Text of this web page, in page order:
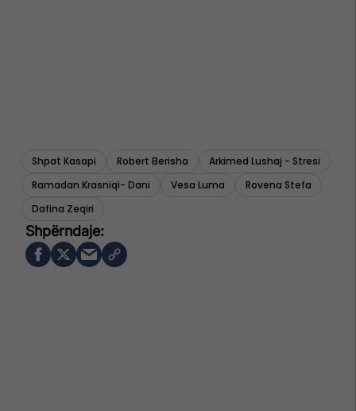
Shpat Kasapi Robert Berisha
Arkimed Lushaj - Stresi
Ramadan Krasniqi- Dani
Vesa Luma
Rovena Stefa
Dafina Zeqiri